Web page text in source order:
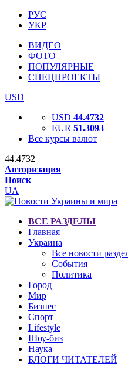
РУС
УКР
ВИДЕО
ФОТО
ПОПУЛЯРНЫЕ
СПЕЦПРОЕКТЫ
USD
USD 44.4732
EUR 51.3093
Все курсы валют
44.4732
Авторизация
Поиск
UA
ВСЕ РАЗДЕЛЫ
Главная
Украина
Все новости
События
Политика
Город
Мир
Бизнес
Спорт
Lifestyle
Шоу-биз
Наука
БЛОГИ ЧИТАТЕЛЕЙ